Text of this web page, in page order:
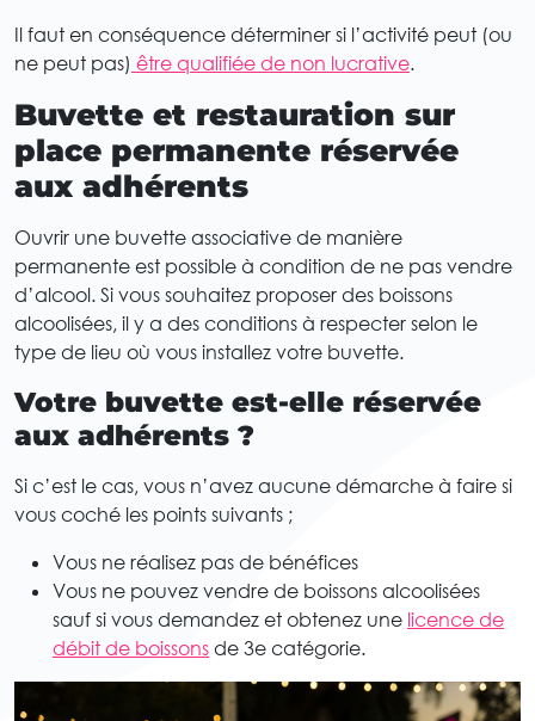
Il faut en conséquence déterminer si l’activité peut (ou
ne peut pas) être qualifiée de non lucrative.
Buvette et restauration sur
place permanente réservée
aux adhérents
Ouvrir une buvette associative de manière
permanente est possible à condition de ne pas vendre
d’alcool. Si vous souhaitez proposer des boissons
alcoolisées, il y a des conditions à respecter selon le
type de lieu où vous installez votre buvette.
Votre buvette est-elle réservée
aux adhérents ?
Si c’est le cas, vous n’avez aucune démarche à faire si
vous coché les points suivants ;
Vous ne réalisez pas de bénéfices
Vous ne pouvez vendre de boissons alcoolisées
sauf si vous demandez et obtenez une licence de
débit de boissons de 3e catégorie.